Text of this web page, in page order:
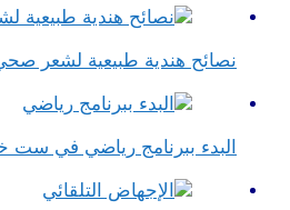
نصائح هندية طبيعية لشعر
البدء ببرنامج رياضي في